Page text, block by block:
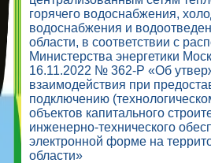
горячего водоснабжения,
водоснабжения и
области, в соответствии с
Министерства энергетики
16.11.2022 № 362-Р «Об
взаимодействия при
подключению
объектов капитального
инженерно-технического
электронной форме на
области»